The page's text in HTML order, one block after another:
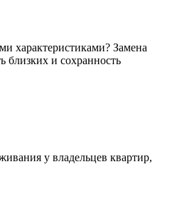
характеристиками? Замена
близких и сохранность
у владельцев квартир,